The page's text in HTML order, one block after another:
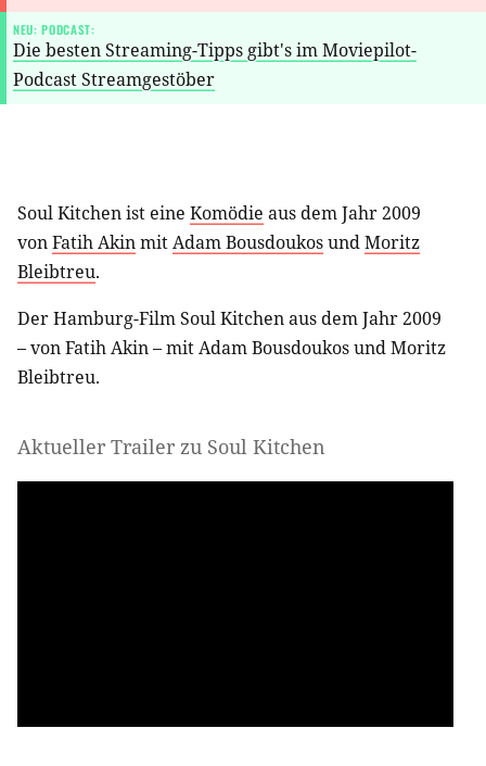
NEU: PODCAST:
Die besten Streaming-Tipps gibt's im Moviepilot-
Podcast Streamgestöber
Soul Kitchen ist eine Komödie aus dem Jahr 2009
vonFatih AkinmitAdam BousdoukosundMoritz
Bleibtreu.
Der Hamburg-Film Soul Kitchen aus dem Jahr 2009
– von Fatih Akin – mit Adam Bousdoukos und Moritz
Bleibtreu.
Aktueller Trailer zu Soul Kitchen